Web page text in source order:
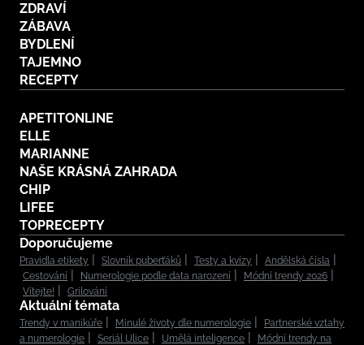
ZDRAVÍ
ZÁBAVA
BYDLENÍ
TAJEMNO
RECEPTY
APETITONLINE
ELLE
MARIANNE
NAŠE KRÁSNÁ ZAHRADA
CHIP
LIFEE
TOPRECEPTY
Doporučujeme
Pravidla etikety Slovník puberťáků Testy a kvízy
Andělská čísla
Cestování
Numerologie podle data narození
Módní trendy 2026
Vítejte!
Grilování
Aktuální témata
Trendy v manikúře Minulé životy dle numerologie
Partnerské vztahy
a numerologie
Seriál Ulice Umělá inteligence
Módní trendy na